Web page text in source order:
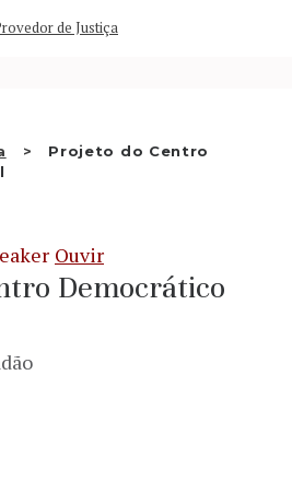
Projeto do Centro
E OUTRAS
Ouvir
Democrático